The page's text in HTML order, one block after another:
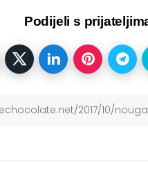
Podijeli s